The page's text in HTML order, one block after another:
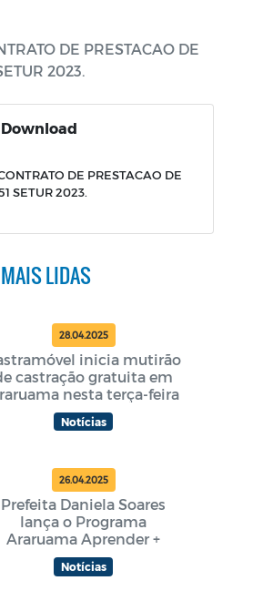
DE PRESTACAO DE
2023.
DE PRESTACAO DE
SETUR 2023.
MAIS LIDAS
28.04.2025
inicia mutirão
castração gratuita em
nesta terça-feira
Notícias
26.04.2025
Prefeita Daniela Soares
lança o Programa
Araruama Aprender +
Notícias